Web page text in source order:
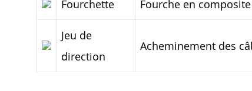
Fourchette Fourche en
Jeu de
direction
Acheminement des